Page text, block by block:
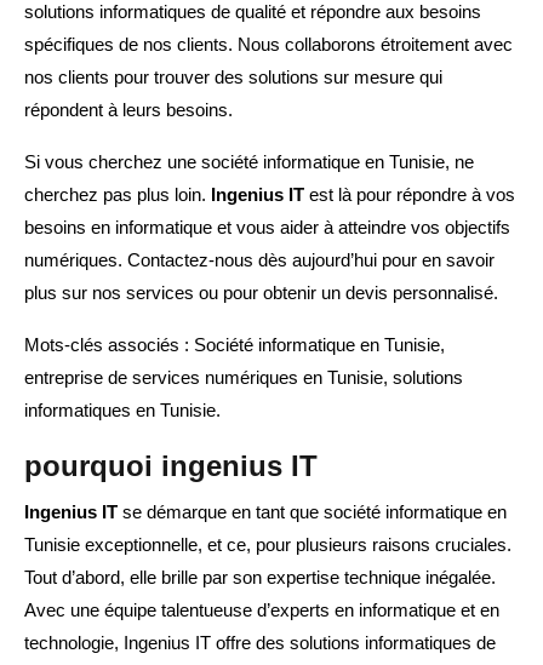
solutions informatiques de qualité et répondre aux besoins
spécifiques de nos clients. Nous collaborons étroitement avec
nos clients pour trouver des solutions sur mesure qui
répondent à leurs besoins.
Si vous cherchez une société informatique en Tunisie, ne
cherchez pas plus loin. Ingenius IT est là pour répondre à vos
besoins en informatique et vous aider à atteindre vos objectifs
numériques. Contactez-nous dès aujourd’hui pour en savoir
plus sur nos services ou pour obtenir un devis personnalisé.
Mots-clés associés : Société informatique en Tunisie,
entreprise de services numériques en Tunisie, solutions
informatiques en Tunisie.
pourquoi ingenius IT
Ingenius IT se démarque en tant que société informatique en
Tunisie exceptionnelle, et ce, pour plusieurs raisons cruciales.
Tout d’abord, elle brille par son expertise technique inégalée.
Avec une équipe talentueuse d’experts en informatique et en
technologie, Ingenius IT offre des solutions informatiques de